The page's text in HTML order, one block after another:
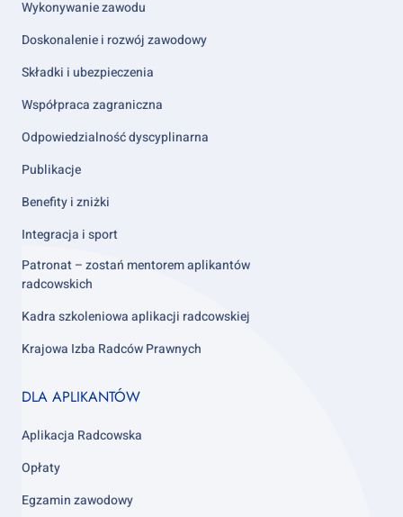
2
Wykonywanie zawodu
Doskonalenie i rozwój zawodowy
Składki i ubezpieczenia
Współpraca zagraniczna
Odpowiedzialność dyscyplinarna
Publikacje
Benefity i zniżki
Integracja i sport
Patronat – zostań mentorem aplikantów
radcowskich
Kadra szkoleniowa aplikacji radcowskiej
Krajowa Izba Radców Prawnych
Footer
3
DLA APLIKANTÓW
Aplikacja Radcowska
Opłaty
Egzamin zawodowy